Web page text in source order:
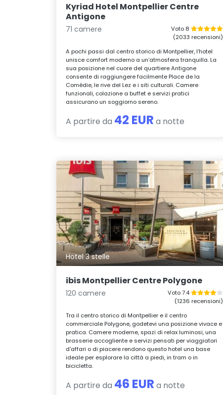
Kyriad Hotel Montpellier Centre
Antigone
71 camere
Voto 8
(2033 recensioni)
A pochi passi dal centro storico di Montpellier, l’hotel
unisce comfort moderno a un’atmosfera tranquilla. La
sua posizione nel cuore del quartiere Antigone
consente di raggiungere facilmente Place de la
Comédie, le rive del Lez e i siti culturali. Camere
funzionali, colazione a buffet e servizi pratici
assicurano un soggiorno sereno.
A partire da 42 EUR a notte
Hotel 3 stelle
ibis Montpellier Centre Polygone
120 camere
Voto 7.4
(1236 recensioni)
Tra il centro storico di Montpellier e il centro
commerciale Polygone, godetevi una posizione vivace e
pratica. Camere moderne, spazi di relax luminosi, una
brasserie accogliente e servizi pensati per viaggiatori
d'affari o di piacere rendono questo hotel una base
ideale per esplorare la città a piedi, in tram o in
bicicletta.
A partire da 46 EUR a notte